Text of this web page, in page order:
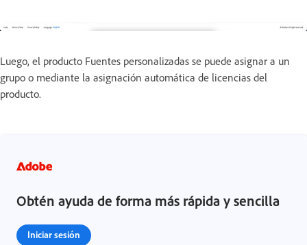
Luego, el producto Fuentes personalizadas se puede asignar a un
grupo o mediante la asignación automática de licencias del
producto.
Obtén ayuda de forma más rápida y sencilla
Iniciar sesión